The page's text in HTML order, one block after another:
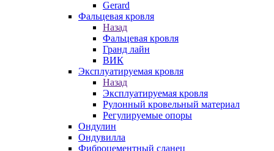
Gerard
Фальцевая кровля
Назад
Фальцевая кровля
Гранд лайн
ВИК
Эксплуатируемая кровля
Назад
Эксплуатируемая кровля
Рулонный кровельный материал
Регулируемые опоры
Ондулин
Ондувилла
Фиброцементный сланец